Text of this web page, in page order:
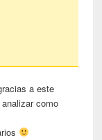
a este
como